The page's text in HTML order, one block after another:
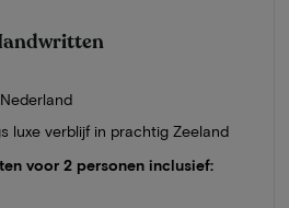
luxe verblijf in prachtig Zeeland
voor 2 personen inclusief: